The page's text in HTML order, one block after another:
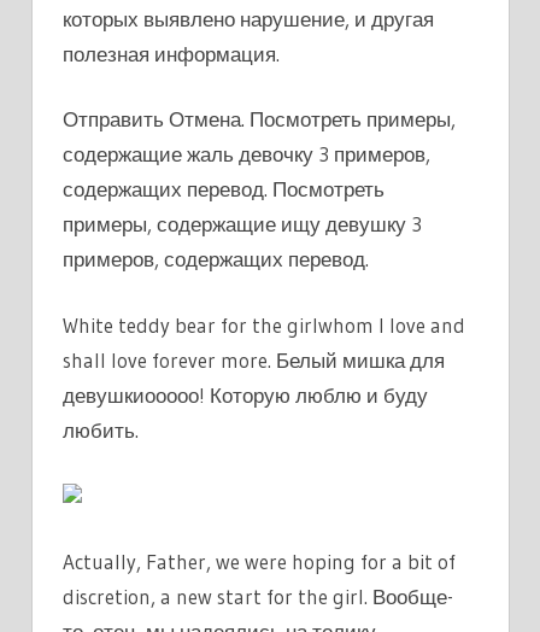
которых выявлено нарушение, и другая
полезная информация.
Отправить Отмена. Посмотреть примеры,
содержащие жаль девочку 3 примеров,
содержащих перевод. Посмотреть
примеры, содержащие ищу девушку 3
примеров, содержащих перевод.
White teddy bear for the girlwhom I love and
shall love forever more. Белый мишка для
девушкиооооо! Которую люблю и буду
любить.
Actually, Father, we were hoping for a bit of
discretion, a new start for the girl. Вообще-